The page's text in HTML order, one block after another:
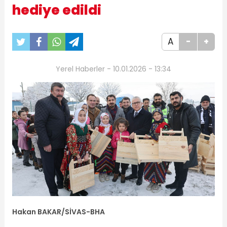
hediye edildi
A - +
Yerel Haberler - 10.01.2026 - 13:34
Hakan BAKAR/SİVAS-BHA